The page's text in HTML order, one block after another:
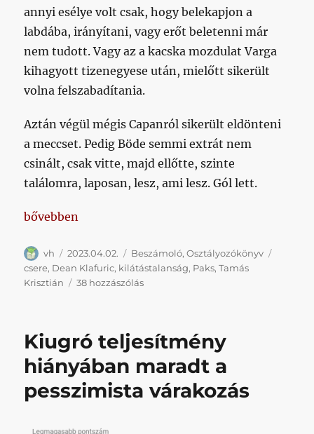
annyi esélye volt csak, hogy belekapjon a
labdába, irányítani, vagy erőt beletenni már
nem tudott. Vagy az a kacska mozdulat Varga
kihagyott tizenegyese után, mielőtt sikerült
volna felszabadítania.
Aztán végül mégis Capanról sikerült eldönteni
a meccset. Pedig Böde semmi extrát nem
csinált, csak vitte, majd ellőtte, szinte
találomra, laposan, lesz, ami lesz. Gól lett.
„Most akkor tényleg az a mesterterv, hogy
bővebben
Szerző
vh Közzétéve
2023.04.02. Kategória
Beszámoló,Osztályozókönyv
csere, Dean Klafuric, kilátástalanság, Paks,Tamás
Krisztián
38 hozzászólásMost
a
hogy
kiesünk
Kiugró teljesítmény
hiányában maradt a
pesszimista várakozás